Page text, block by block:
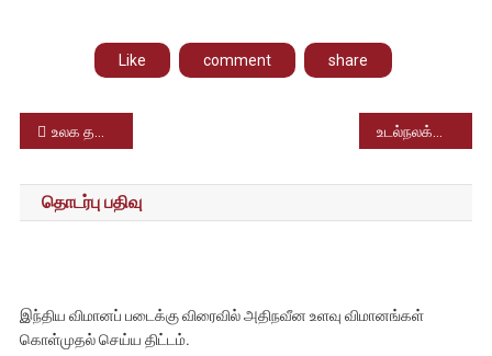
Like comment share
Post
navigation
உலக தண்ணீர் தினம்; தண்ணீரின் அவசியத்தை விழிப்புணர்வு நிகழ்ச்சிகள் மூலம் அறங்கேற்றிய சிவகங்கை அரசுப் பள்ளி மாணவர்கள்
தொடர்பு பதிவு
இந்திய விமானப் படைக்கு விரைவில் அதிநவீன உளவு விமானங்கள்
கொள்முதல் செய்ய திட்டம்.